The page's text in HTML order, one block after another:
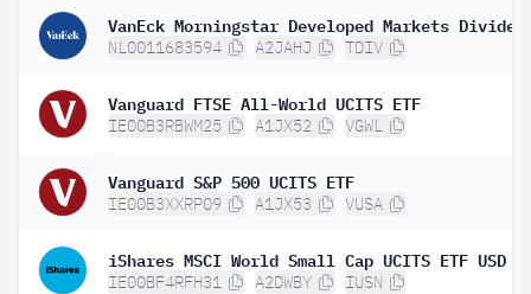
NL0011683594 A2JAHJ TDIV
Vanguard FTSE All-World UCITS ETF
IE00B3RBWM25 A1JX52 VGWL
Vanguard S&P 500 UCITS ETF
IE00B3XXRP09 A1JX53 VUSA
iShares MSCI World Small Cap UCITS ETF USD
IE00BF4RFH31 A2DWBY IUSN